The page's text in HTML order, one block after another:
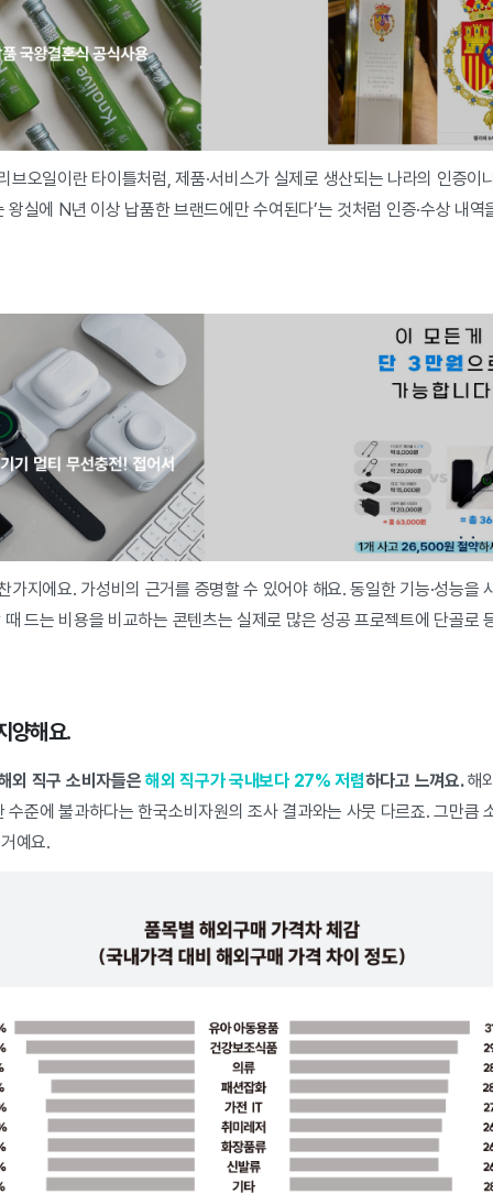
브오일이란 타이틀처럼, 제품·서비스가 실제로 생산되는 나라의 인증이
왕실에 N년 이상 납품한 브랜드에만 수여된다’는 것처럼 인증·수상 내
가지에요. 가성비의 근거를 증명할 수 있어야 해요. 동일한 기능·성능을
때 드는 비용을 비교하는 콘텐츠는 실제로 많은 성공 프로젝트에 단골로
양해요.
외 직구 소비자들은해외 직구가 국내보다 27% 저렴하다고 느껴요.해
준에 불과하다는 한국소비자원의 조사 결과와는 사뭇 다르죠. 그만큼
예요.